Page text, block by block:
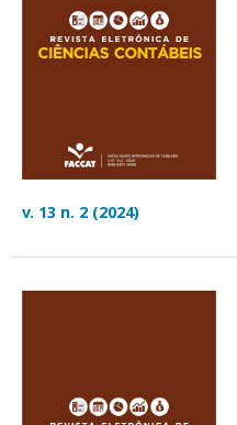
v. 13 n. 2 (2024)